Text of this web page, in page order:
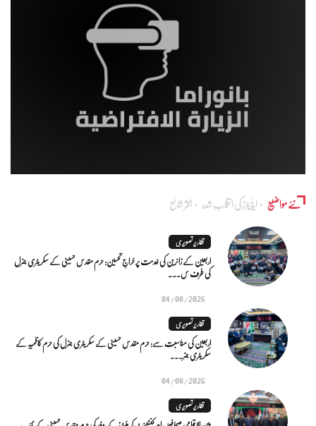
نئے مواضیع ایڈٰیٹرز کی انتخاب شدہ اکثر شائع
تقاریر تصویری
اربعین کے زائرین کی خدمت پر خراجِ تحسین: حرم مقدس حسینی کے سکریٹری جنرل
کی طرف س...
04/08/2026
تقاریر تصویری
اربعین کی مناسبت سے: حرم مقدس حسینی کے سکریٹری جنرل کی حرم کاظمیہ کے
سکریٹری جنر...
04/08/2026
تقاریر تصویری